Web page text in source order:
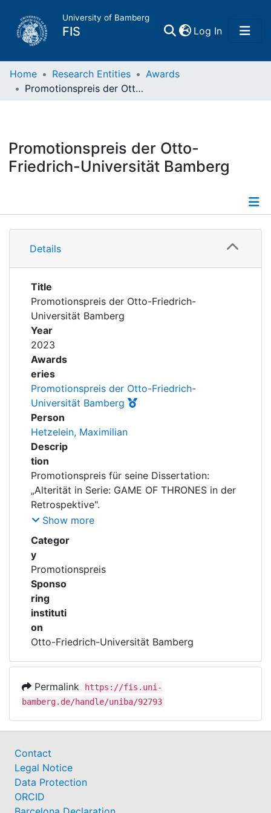
University of Bamberg
FIS Log In(current)
Home
Research Data
Projects
Awards
My FIS
Help
Home Research Entities
Awards
Promotionspreis der Otto-Friedrich-Universität Bamberg
Promotionspreis der Otto-
Friedrich-Universität Bamberg
Information
Details
Title
Promotionspreis der Otto-Friedrich-
Universität Bamberg
Year
2023
Awards
eries
Promotionspreis der Otto-Friedrich-
Universität Bamberg
Person
Hetzelein, Maximilian
Descrip
tion
Promotionspreis für seine Dissertation:
„Alterität in Serie: GAME OF THRONES in der
Retrospektive".
Maximilian Hetzelein promovierte am
Lehrstuhl für Literatur und Medien.
Das Preisgeld wurde der Universität vom
Rotary Club Bamberg – Schloß Geyerswörth
gestiftet.
Show more
Categor
y
Promotionspreis
Sponso
ring
instituti
on
Otto-Friedrich-Universität Bamberg
Permalink
https://fis.uni-
bamberg.de/handle/uniba/92793
Contact
Legal Notice
Data Protection
ORCID